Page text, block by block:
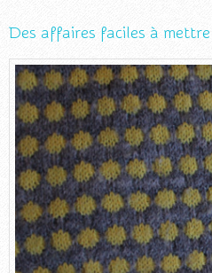
Des affaires faciles à mettre